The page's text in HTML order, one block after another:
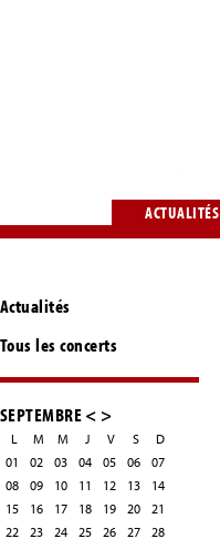
ACTUALITÉS
Actualités
Tous les concerts
SEPTEMBRE< >
L M M J V S
D
01
02 03 04 05 06
07
08
09 10 11 12 13
14
15
16 17 18 19 20
21
22
23 24 25 26 27
28